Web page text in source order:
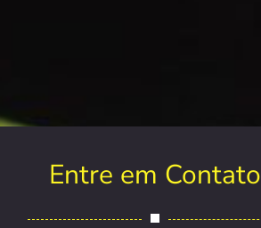
Entre em Contato